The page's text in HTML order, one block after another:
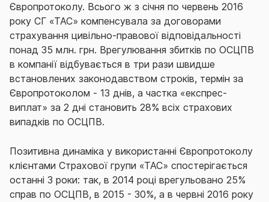
Європротоколу. Всього ж з січня по червень 2016
року СГ «ТАС» компенсувала за договорами
страхування цивільно-правової відповідальності
понад 35 млн. грн. Врегулювання збитків по ОСЦПВ
в компанії відбувається в три рази швидше
встановлених законодавством строків, термін за
Європротоколом - 13 днів, а частка «експрес-
виплат» за 2 дні становить 28% всіх страхових
випадків по ОСЦПВ.
Позитивна динаміка у використанні Європротоколу
клієнтами Страхової групи «ТАС» спостерігається
останні 3 роки: так, в 2014 році врегульовано 25%
справ по ОСЦПВ, в 2015 - 30%, а в червні 2016 року